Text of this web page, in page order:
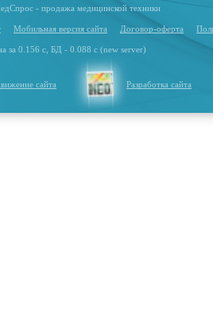
- продажа медицинской техники
Мобильная версия сайта Договор-оферта
за 0.156 с, БД - 0.088 с (new server)
сайта Разработка сайта